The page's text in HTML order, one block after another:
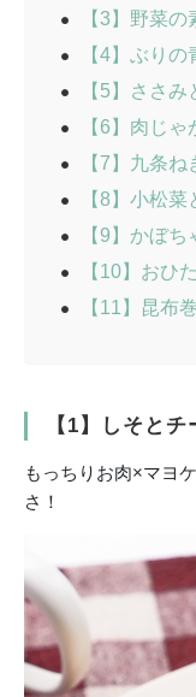
【3】野菜
【4】ぶり
【5】ささ
【6】肉じゃ
【7】九条
【8】小松
【9】かぼち
【10】おひ
【11】昆
【1】しそと
もっちりお肉×マヨ
さ！